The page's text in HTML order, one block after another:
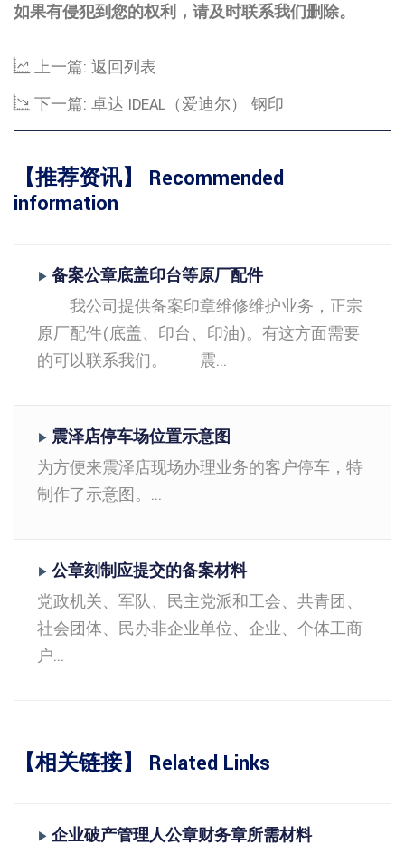
如果有侵犯到您的权利，请及时联系我们删除。
上一篇: 返回列表
下一篇: 卓达 IDEAL（爱迪尔） 钢印
【推荐资讯】 Recommended
information
▶ 备案公章底盖印台等原厂配件
我公司提供备案印章维修维护业务，正宗
原厂配件(底盖、印台、印油)。有这方面需要
的可以联系我们。 震...
▶ 震泽店停车场位置示意图
为方便来震泽店现场办理业务的客户停车，特
制作了示意图。...
▶ 公章刻制应提交的备案材料
党政机关、军队、民主党派和工会、共青团、
社会团体、民办非企业单位、企业、个体工商
户...
【相关链接】 Related Links
▶ 企业破产管理人公章财务章所需材料